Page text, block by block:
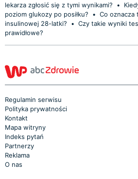
lekarza zgłosić się z tymi wynikami?
•
poziom glukozy po posiłku?
• Co oznacza
insulinowej 28-latki?
• Czy takie wyniki
prawidłowe?
Regulamin serwisu
Polityka prywatności
Kontakt
Mapa witryny
Indeks pytań
Partnerzy
Reklama
O nas